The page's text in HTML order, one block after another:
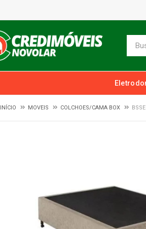
INÍCIO MOVEIS COLCHOES/CAMA BOX